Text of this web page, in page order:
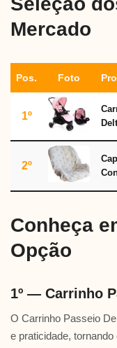
Mercado
Pos. Foto
1º
2º
Conheça
Opção
1º — Carrinho
O Carrinho Passeio
e praticidade,